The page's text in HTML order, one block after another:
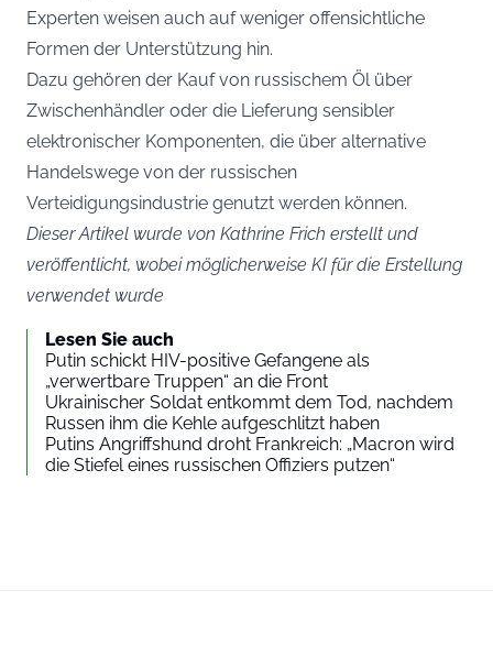
Experten weisen auch auf weniger offensichtliche
Formen der Unterstützung hin.
Dazu gehören der Kauf von russischem Öl über
Zwischenhändler oder die Lieferung sensibler
elektronischer Komponenten, die über alternative
Handelswege von der russischen
Verteidigungsindustrie genutzt werden können.
Dieser Artikel wurde von Kathrine Frich erstellt und
veröffentlicht, wobei möglicherweise KI für die Erstellung
verwendet wurde
Lesen Sie auch
Putin schickt HIV-positive Gefangene als
„verwertbare Truppen“ an die Front
Ukrainischer Soldat entkommt dem Tod, nachdem
Russen ihm die Kehle aufgeschlitzt haben
Putins Angriffshund droht Frankreich: „Macron wird
die Stiefel eines russischen Offiziers putzen“